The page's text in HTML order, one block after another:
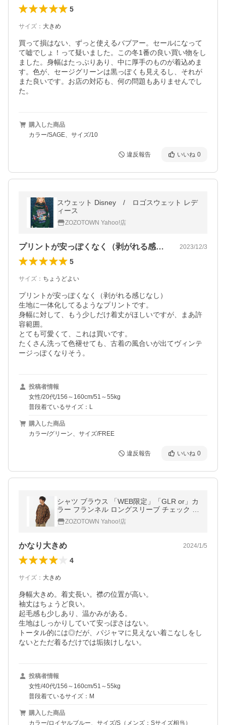
5
サイズ ： 大きめ
買って損はない、ずっと使えるバブアー。セールになって
て嘘でしょ！って疑いました。この冬1番の良い買い物をし
ました。身幅はたっぷりあり、中に厚手のものが着込めま
す。色が、セージグリーンは黒っぽくも見えるし、それが
また良いです。お店の対応も、何の問題もありませんでし
た。
購入した商品
カラー/SAGE、サイズ/10
違反報告 いいね 0
スウェット Disney / ロゴスウェット レデ
ィース
ZOZOTOWN Yahoo!店
プリントが安っぽくなく（剥がれる感じな… 2023/12/3
5
サイズ ： ちょうどよい
プリントが安っぽくなく（剥がれる感じなし）
生地に一体化してるようなプリントです。
身幅に対して、もう少しだけ着丈がほしいですが、まあ許
容範囲。
とても可愛くて、これは買いです。
たくさん洗って色褪せても、古着の風合いが出てヴィンテ
ージっぽくなりそう。
投稿者情報
女性/20代/156～160cm/51～55kg
普段着ているサイズ：L
購入した商品
カラー/グリーン、サイズ/FREE
違反報告 いいね 0
シャツ ブラウス 「WEB限定」「GLR or」カ
ラー フランネル ロングスリーブ チェック シ
ャツZOZOTOWN Yahoo!店
かなり大きめ 2024/1/5
4
サイズ ： 大きめ
身幅大きめ。着丈長い。襟の位置が高い。
袖丈はちょうど良い。
起毛感も少しあり、温かみがある。
生地はしっかりしていて安っぽさはない。
トータル的には◎だが、パジャマに見えない着こなしをし
ないとただ着るだけでは垢抜けしない。
投稿者情報
女性/40代/156～160cm/51～55kg
普段着ているサイズ：M
購入した商品
カラー/ロイヤルブルー、サイズ/S（メンズ：Sサイズ相当）